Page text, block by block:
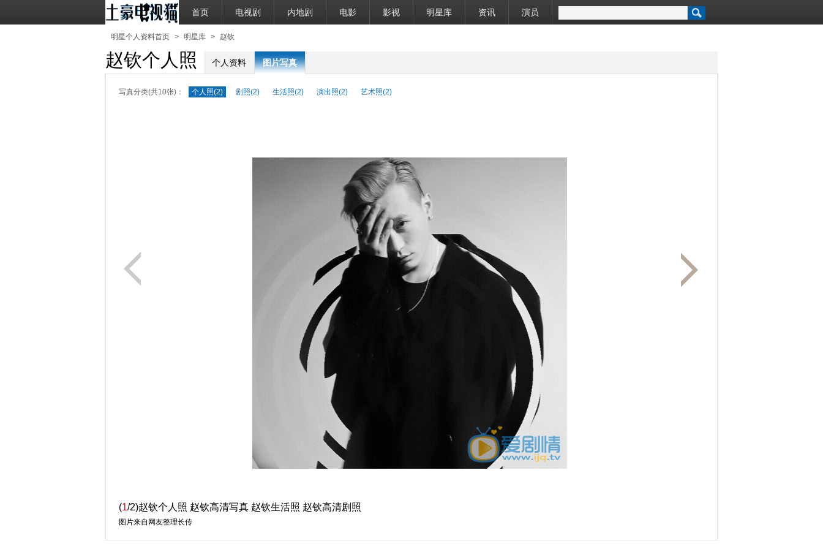
首页 电视剧 内地剧 电影 影视 明星库 资讯 演员
明星个人资料首页 > 明星库 > 赵钦
赵钦个人照 个人资料 图片写真
写真分类(共10张)： 个人照(2) 剧照(2) 生活照(2) 演出照(2) 艺术照(2)
(1/2)赵钦个人照 赵钦高清写真 赵钦生活照 赵钦高清剧照
图片来自网友整理长传